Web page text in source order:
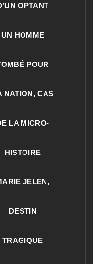
OPTANT
UN HOMME
POUR
NATION, CAS
LA MICRO-
HISTOIRE
JELEN,
DESTIN
TRAGIQUE